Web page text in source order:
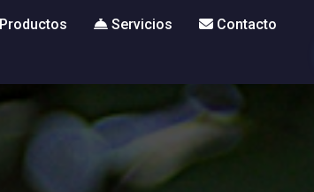
Productos Servicios
Contacto